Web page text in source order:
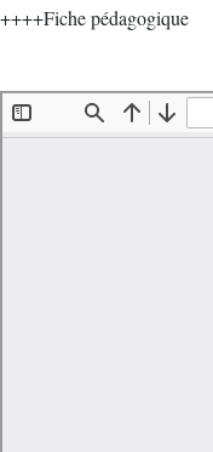
++++Fiche pédagogique